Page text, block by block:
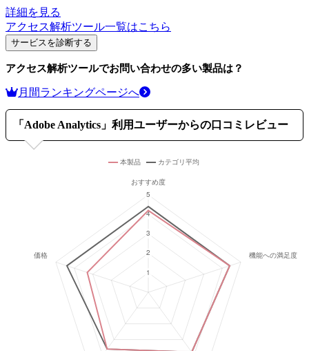
詳細を見る
アクセス解析ツール一覧はこちら
サービスを診断する
アクセス解析ツールでお問い合わせの多い製品は？
月間ランキングページへ
「 Adobe Analytics 」利用ユーザーからの口コミレビュー